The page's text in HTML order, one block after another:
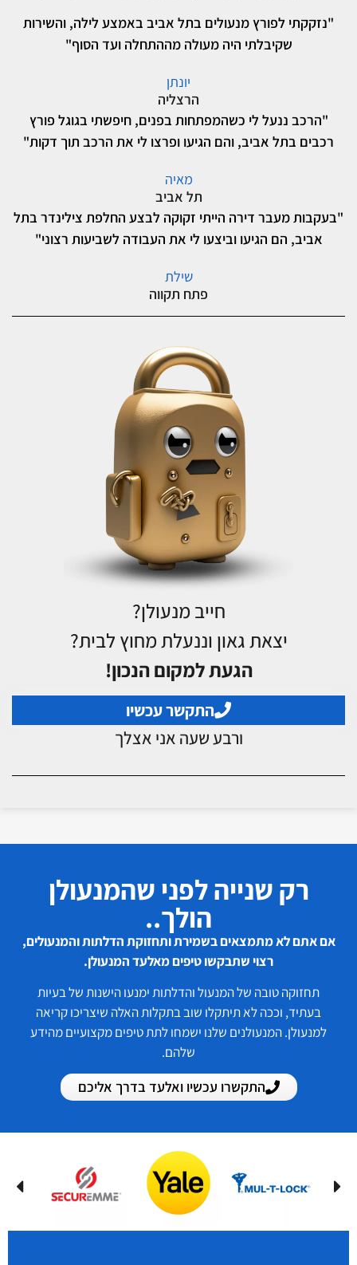
"נזקקתי לפורץ מנעולים בתל אביב באמצע לילה, והשירות
שקיבלתי היה מעולה מההתחלה ועד הסוף"
יונתן
הרצליה
"הרכב ננעל לי כשהמפתחות בפנים, חיפשתי בגוגל פורץ
רכבים בתל אביב, והם הגיעו ופרצו לי את הרכב תוך דקות"
מאיה
תל אביב
"בעקבות מעבר דירה הייתי זקוקה לבצע החלפת צילינדר בתל
אביב, הם הגיעו וביצעו לי את העבודה לשביעות רצוני"
שילת
פתח תקווה
חייב מנעולן?
יצאת גאון וננעלת מחוץ לבית?
הגעת למקום הנכון!
התקשר עכשיו
ורבע שעה אני אצלך
רק שנייה לפני שהמנעולן
הולך..
אם אתם לא מתמצאים בשמירת ותחזוקת הדלתות והמנעולים,
רצוי שתבקשו טיפים מאלעד המנעולן.
תחזוקה טובה של המנעול והדלתות ימנעו הישנות של בעיות
בעתיד, וככה לא תיתקלו שוב בתקלות האלה שיצריכו קריאה
למנעולן. המנעולנים שלנו ישמחו לתת טיפים מקצועיים מהידע
שלהם.
התקשרו עכשיו ואלעד בדרך אליכם